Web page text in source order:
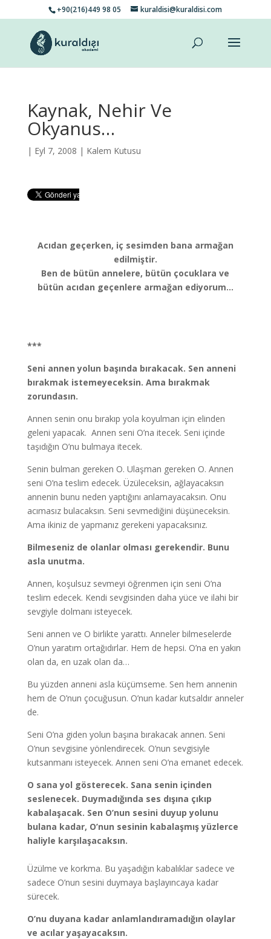
+90(216)449 98 05 kuraldisi@kuraldisi.com
Kaynak, Nehir Ve
Okyanus…
| Eyl 7, 2008 | Kalem Kutusu
Acıdan geçerken, iç sesimden bana armağan
edilmiştir.
Ben de bütün annelere, bütün çocuklara ve
bütün acıdan geçenlere armağan ediyorum…
***
Seni annen yolun başında bırakacak. Sen anneni
bırakmak istemeyeceksin. Ama bırakmak
zorundasın.
Annen senin onu bırakıp yola koyulman için elinden
geleni yapacak. Annen seni O’na itecek. Seni içinde
taşıdığın O’nu bulmaya itecek.
Senin bulman gereken O. Ulaşman gereken O. Annen
seni O’na teslim edecek. Üzüleceksin, ağlayacaksın
annenin bunu neden yaptığını anlamayacaksın. Onu
acımasız bulacaksın. Seni sevmediğini düşüneceksin.
Ama ikiniz de yapmanız gerekeni yapacaksınız.
Bilmeseniz de olanlar olması gerekendir. Bunu
asla unutma.
Annen, koşulsuz sevmeyi öğrenmen için seni O’na
teslim edecek. Kendi sevgisinden daha yüce ve ilahi bir
sevgiyle dolmanı isteyecek.
Seni annen ve O birlikte yarattı. Anneler bilmeselerde
O’nun yaratım ortağıdırlar. Hem de hepsi. O’na en yakın
olan da, en uzak olan da…
Bu yüzden anneni asla küçümseme. Sen hem annenin
hem de O’nun çocuğusun. O’nun kadar kutsaldır anneler
de.
Seni O’na giden yolun başına bırakacak annen. Seni
O’nun sevgisine yönlendirecek. O’nun sevgisiyle
kutsanmanı isteyecek. Annen seni O’na emanet edecek.
O sana yol gösterecek. Sana senin içinden
seslenecek. Duymadığında ses dışına çıkıp
kabalaşacak. Sen O’nun sesini duyup yolunu
bulana kadar, O’nun sesinin kabalaşmış yüzlerce
haliyle karşılaşacaksın.
Üzülme ve korkma. Bu yaşadığın kabalıklar sadece ve
sadece O’nun sesini duymaya başlayıncaya kadar
sürecek.
O’nu duyana kadar anlamlandıramadığın olaylar
ve acılar yaşayacaksın.